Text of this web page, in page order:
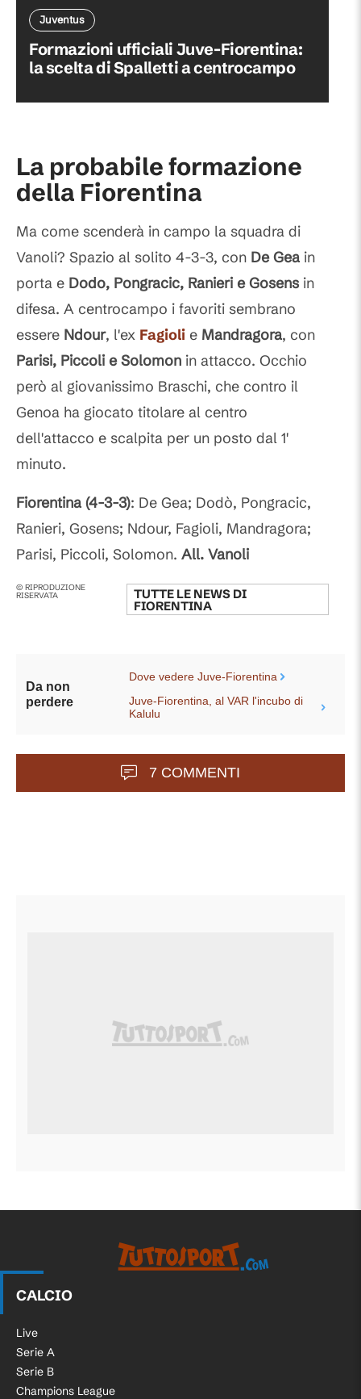
Juventus
Formazioni ufficiali Juve-Fiorentina:
la scelta di Spalletti a centrocampo
La probabile formazione
della Fiorentina
Ma come scenderà in campo la squadra di
Vanoli? Spazio al solito 4-3-3, con De Gea in
porta e Dodo, Pongracic, Ranieri e Gosens in
difesa. A centrocampo i favoriti sembrano
essere Ndour, l'ex Fagioli e Mandragora, con
Parisi, Piccoli e Solomon in attacco. Occhio
però al giovanissimo Braschi, che contro il
Genoa ha giocato titolare al centro
dell'attacco e scalpita per un posto dal 1'
minuto.
Fiorentina (4-3-3): De Gea; Dodò, Pongracic,
Ranieri, Gosens; Ndour, Fagioli, Mandragora;
Parisi, Piccoli, Solomon. All. Vanoli
© RIPRODUZIONE
RISERVATA TUTTE LE NEWS DI
FIORENTINA
Da non
perdere
Dove vedere Juve-Fiorentina
Juve-Fiorentina, al VAR l'incubo di
Kalulu
7 COMMENTI
CALCIO
Live
Serie A
Serie B
Champions League